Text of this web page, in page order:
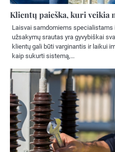
Klientų paieška, kuri veikia
Laisvai samdomiems
užsakymų srautas yra gyvybiškai
klientų gali būti varginantis ir laikui
kaip sukurti sistemą,…